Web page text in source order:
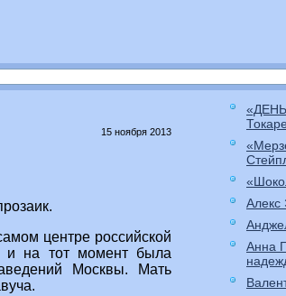
15 ноября 2013
центре российской
и на тот момент была
Москвы. Мать
Алекс
Анна